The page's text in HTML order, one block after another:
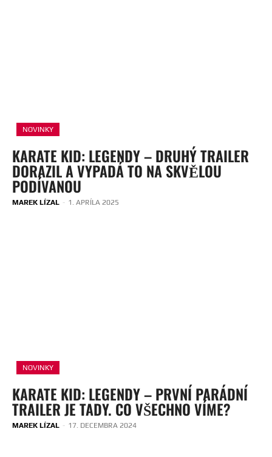
NOVINKY
KARATE KID: LEGENDY – DRUHÝ TRAILER
DORAZIL A VYPADÁ TO NA SKVĚLOU
PODÍVANOU
MAREK LÍZAL - 1. APRÍLA 2025
NOVINKY
KARATE KID: LEGENDY – PRVNÍ PARÁDNÍ
TRAILER JE TADY. CO VŠECHNO VÍME?
MAREK LÍZAL - 17. DECEMBRA 2024